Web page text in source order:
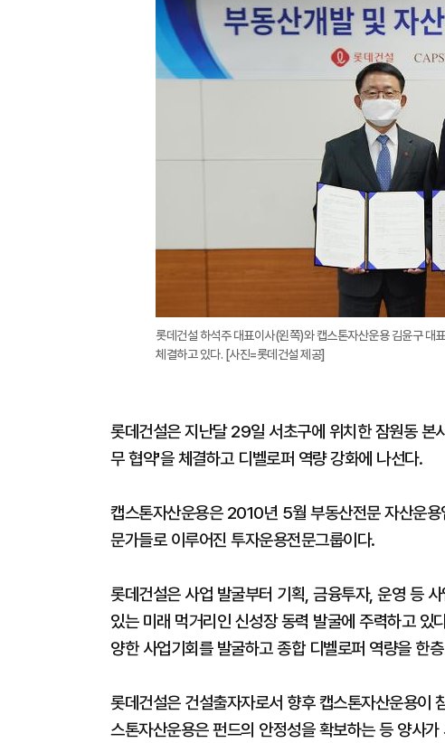
롯데건설 하석주 대표이사(왼쪽)와 캡스톤자산운용 김윤구 대
체결하고 있다. [사진=롯데건설 제공]
롯데건설은 지난달 29일 서초구에 위치한 잠원동 본
무 협약'을 체결하고 디벨로퍼 역량 강화에 나선다.
캡스톤자산운용은 2010년 5월 부동산전문 자산운
문가들로 이루어진 투자운용전문그룹이다.
롯데건설은 사업 발굴부터 기획, 금융투자, 운영 등
있는 미래 먹거리인 신성장 동력 발굴에 주력하고 있
양한 사업기회를 발굴하고 종합 디벨로퍼 역량을 한
롯데건설은 건설출자자로서 향후 캡스톤자산운용이
스톤자산운용은 펀드의 안정성을 확보하는 등 양사